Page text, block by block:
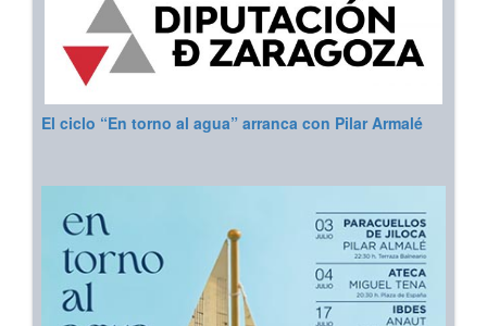
El ciclo “En torno al agua” arranca con Pilar Armalé